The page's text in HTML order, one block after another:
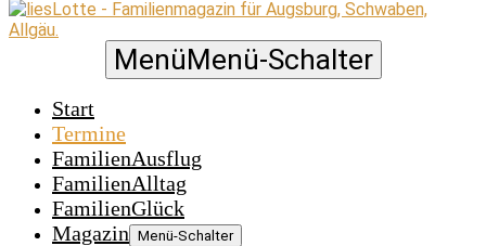
MenüMenü-Schalter
Start
Termine
FamilienAusflug
FamilienAlltag
FamilienGlück
Magazin Menü-Schalter